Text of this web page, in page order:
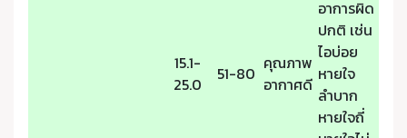
15.1-
25.0
51-80 คุณภาพ
อากาศดี
อาการผิด
ปกติ เช่น
ไอบ่อย
หายใจ
ลำบาก
หายใจถี่